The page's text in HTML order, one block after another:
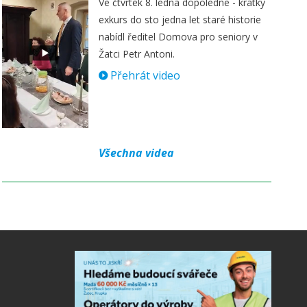
exkurs do sto jedna let staré historie
nabídl ředitel Domova pro seniory v
Žatci Petr Antoni.
Přehrát video
Všechna videa